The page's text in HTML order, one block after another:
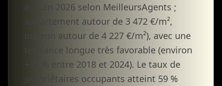
en juin 2026 selon MeilleursAgents ;
appartement autour de 3 472 €/m²,
maison autour de 4 227 €/m²), avec une
tendance longue très favorable (environ
+32 % entre 2018 et 2024). Le taux de
propriétaires occupants atteint 59 %